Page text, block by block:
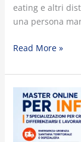
eating e altri
una persona
Read More »
Master
online
per
infermieri: